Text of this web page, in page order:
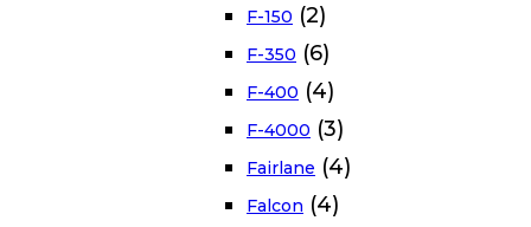
F-150 (2)
F-350 (6)
F-400 (4)
F-4000 (3)
Fairlane (4)
Falcon (4)